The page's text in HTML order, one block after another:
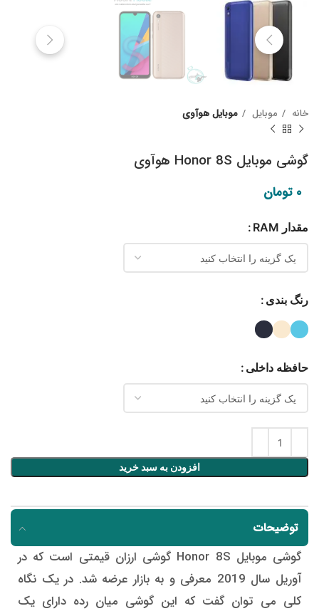
خانه موبایل موبایل هوآوی
گوشی موبایل Honor 8S هوآوی
۰ تومان
مقدار RAM
رنگ بندی
حافظه داخلی
افزودن به سبد خرید
توضیحات
گوشی موبایل Honor 8S گوشی ارزان قیمتی است که در
آوریل سال 2019 معرفی و به بازار عرضه شد. در یک نگاه
کلی می توان گفت که این گوشی میان رده دارای یک